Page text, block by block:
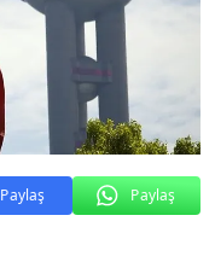
Paylaş Paylaş